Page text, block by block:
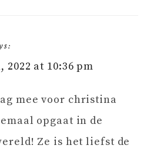
at 10:36 pm
mee voor christina
opgaat in de
Ze is het liefst de